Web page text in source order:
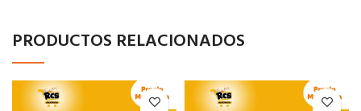
PRODUCTOS RELACIONADOS